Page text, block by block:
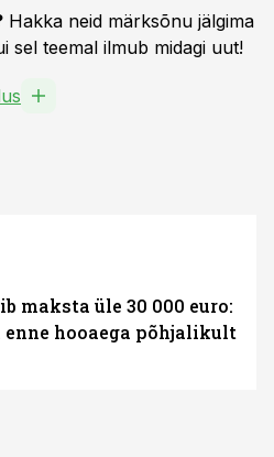
Hakka neid märksõnu jälgima
sel teemal ilmub midagi uut!
maksta üle 30 000 euro:
hooaega põhjalikult